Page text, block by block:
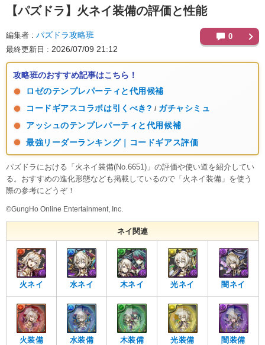
【パズドラ】 火ネイ装備の評価と性能
編集者 パズドラ攻略班
最終更新日 2026/07/09 21:12
0
攻略班のおすすめ記事はこちら！
ロゼのテンプレパーティと代用候補
コードギアスコラボは引くべき? / ガチャシミュ
アッシュのテンプレパーティと代用候補
最強リーダーランキング｜コードギアス評価
パズドラにおける「火ネイ装備(No.6651)」の評価や使い道を紹介してい
る。おすすめの進化形態なども掲載しているので「火ネイ装備」を使う
際の参考にどうぞ！
©GungHo Online Entertainment, Inc.
ネイ関連
火ネイ 水ネイ 木ネイ 光ネイ 闇ネイ
火装備 水装備 木装備 光装備 闇装備